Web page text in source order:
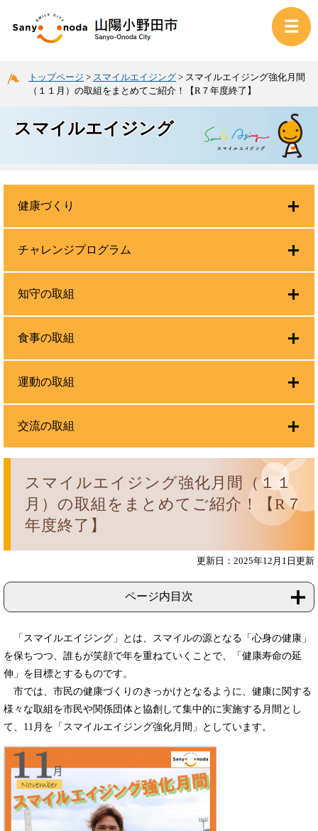
トップページ > スマイルエイジング > スマイルエイジング強化月間
（１１月）の取組をまとめてご紹介！【R７年度終了】
スマイルエイジング
スマイルエイジング強化月間（１１
月）の取組をまとめてご紹介！【R７
年度終了】
更新日：2025年12月1日更新
ページ内目次
「スマイルエイジング」とは、スマイルの源となる「心身の健康」
を保ちつつ、誰もが笑顔で年を重ねていくことで、「健康寿命の延
伸」を目標とするものです。
市では、市民の健康づくりのきっかけとなるように、健康に関する
様々な取組を市民や関係団体と協創して集中的に実施する月間とし
て、11月を「スマイルエイジング強化月間」としています。
健康づくり
チャレンジプログラム
知守の取組
食事の取組
運動の取組
交流の取組